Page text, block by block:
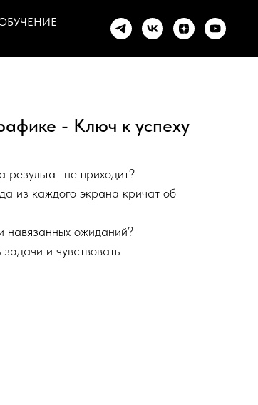
- Ключ к успеху
результат не приходит?
из каждого экрана кричат об
навязанных ожиданий?
и чувствовать